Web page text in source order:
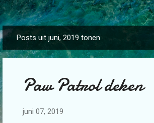
P
o
Posts uit juni, 2019 tonen
Paw Patrol deken
juni 07, 2019